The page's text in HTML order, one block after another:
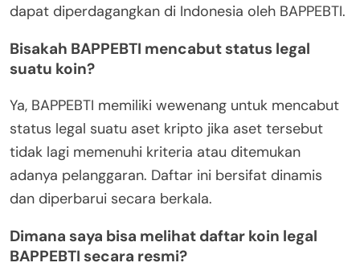
dapat diperdagangkan di Indonesia oleh BAPPEBTI.
Bisakah BAPPEBTI mencabut status legal
suatu koin?
Ya, BAPPEBTI memiliki wewenang untuk mencabut
status legal suatu aset kripto jika aset tersebut
tidak lagi memenuhi kriteria atau ditemukan
adanya pelanggaran. Daftar ini bersifat dinamis
dan diperbarui secara berkala.
Dimana saya bisa melihat daftar koin legal
BAPPEBTI secara resmi?